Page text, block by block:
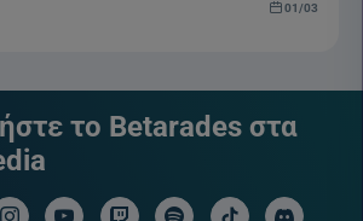
01/03
το Betarades στα
link social link
youtube social link
twitch social link
spotify social link
tiktok social link
discord